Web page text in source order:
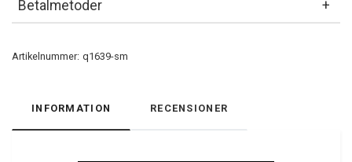
Betalmetoder
Artikelnummer: q1639-sm
INFORMATION RECENSIONER